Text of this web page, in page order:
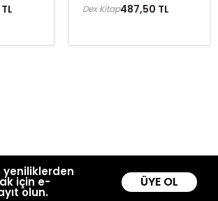
487,50 TL
Dex Kitap
için e-
olun.
ÜYE OL